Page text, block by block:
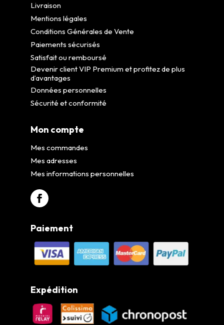
Livraison
Mentions légales
Conditions Générales de Vente
Paiements sécurisés
Satisfait ou remboursé
Devenir client VIP Premium et profitez de plus
d’avantages
Données personnelles
Sécurité et conformité
Mon compte
Mes commandes
Mes adresses
Mes informations personnelles
Paiement
Expédition